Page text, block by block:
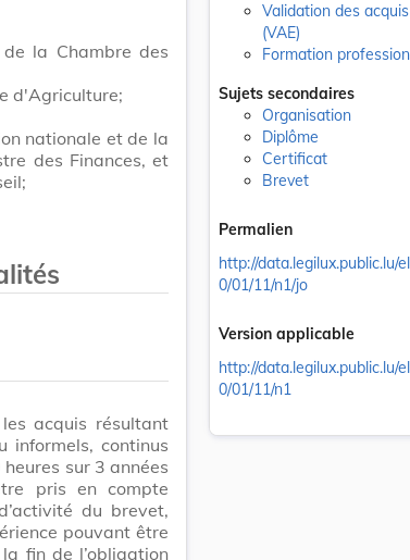
la Chambre des
d'Agriculture;
nationale et de la
des Finances, et
acquis résultant
informels, continus
sur 3 années
pris en compte
du brevet,
pouvant être
fin de l’obligation
Validation des
(VAE)
Formation
Sujets secondaires
Organisation
Diplôme
Certificat
Brevet
Permalien
http://data.legilux.public.lu/
0/01/11/n1/jo
Version applicable
http://data.legilux.public.lu/
0/01/11/n1